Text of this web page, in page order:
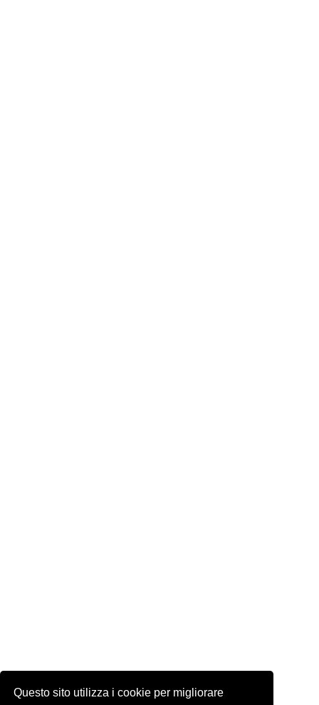
Questo sito utilizza i cookie per migliorare